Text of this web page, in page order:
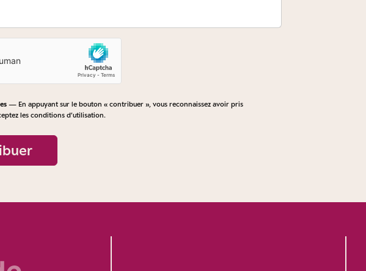
— En appuyant sur le bouton « contribuer », vous reconnaissez avoir pris
les conditions d’utilisation.